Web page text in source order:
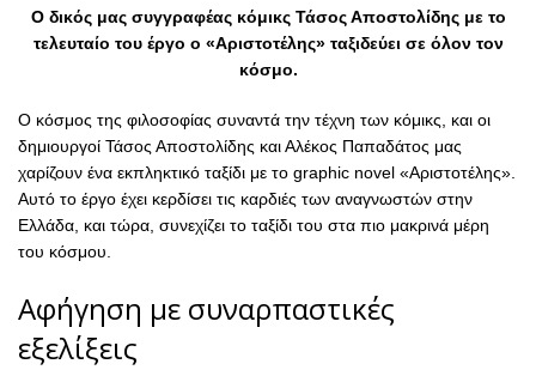
Ο δικός μας συγγραφέας κόμικς Τάσος Αποστολίδης με το
τελευταίο του έργο ο «Αριστοτέλης» ταξιδεύει σε όλον τον
κόσμο.
Ο κόσμος της φιλοσοφίας συναντά την τέχνη των κόμικς, και οι
δημιουργοί Τάσος Αποστολίδης και Αλέκος Παπαδάτος μας
χαρίζουν ένα εκπληκτικό ταξίδι με το graphic novel «Αριστοτέλης».
Αυτό το έργο έχει κερδίσει τις καρδιές των αναγνωστών στην
Ελλάδα, και τώρα, συνεχίζει το ταξίδι του στα πιο μακρινά μέρη
του κόσμου.
Αφήγηση με συναρπαστικές
εξελίξεις